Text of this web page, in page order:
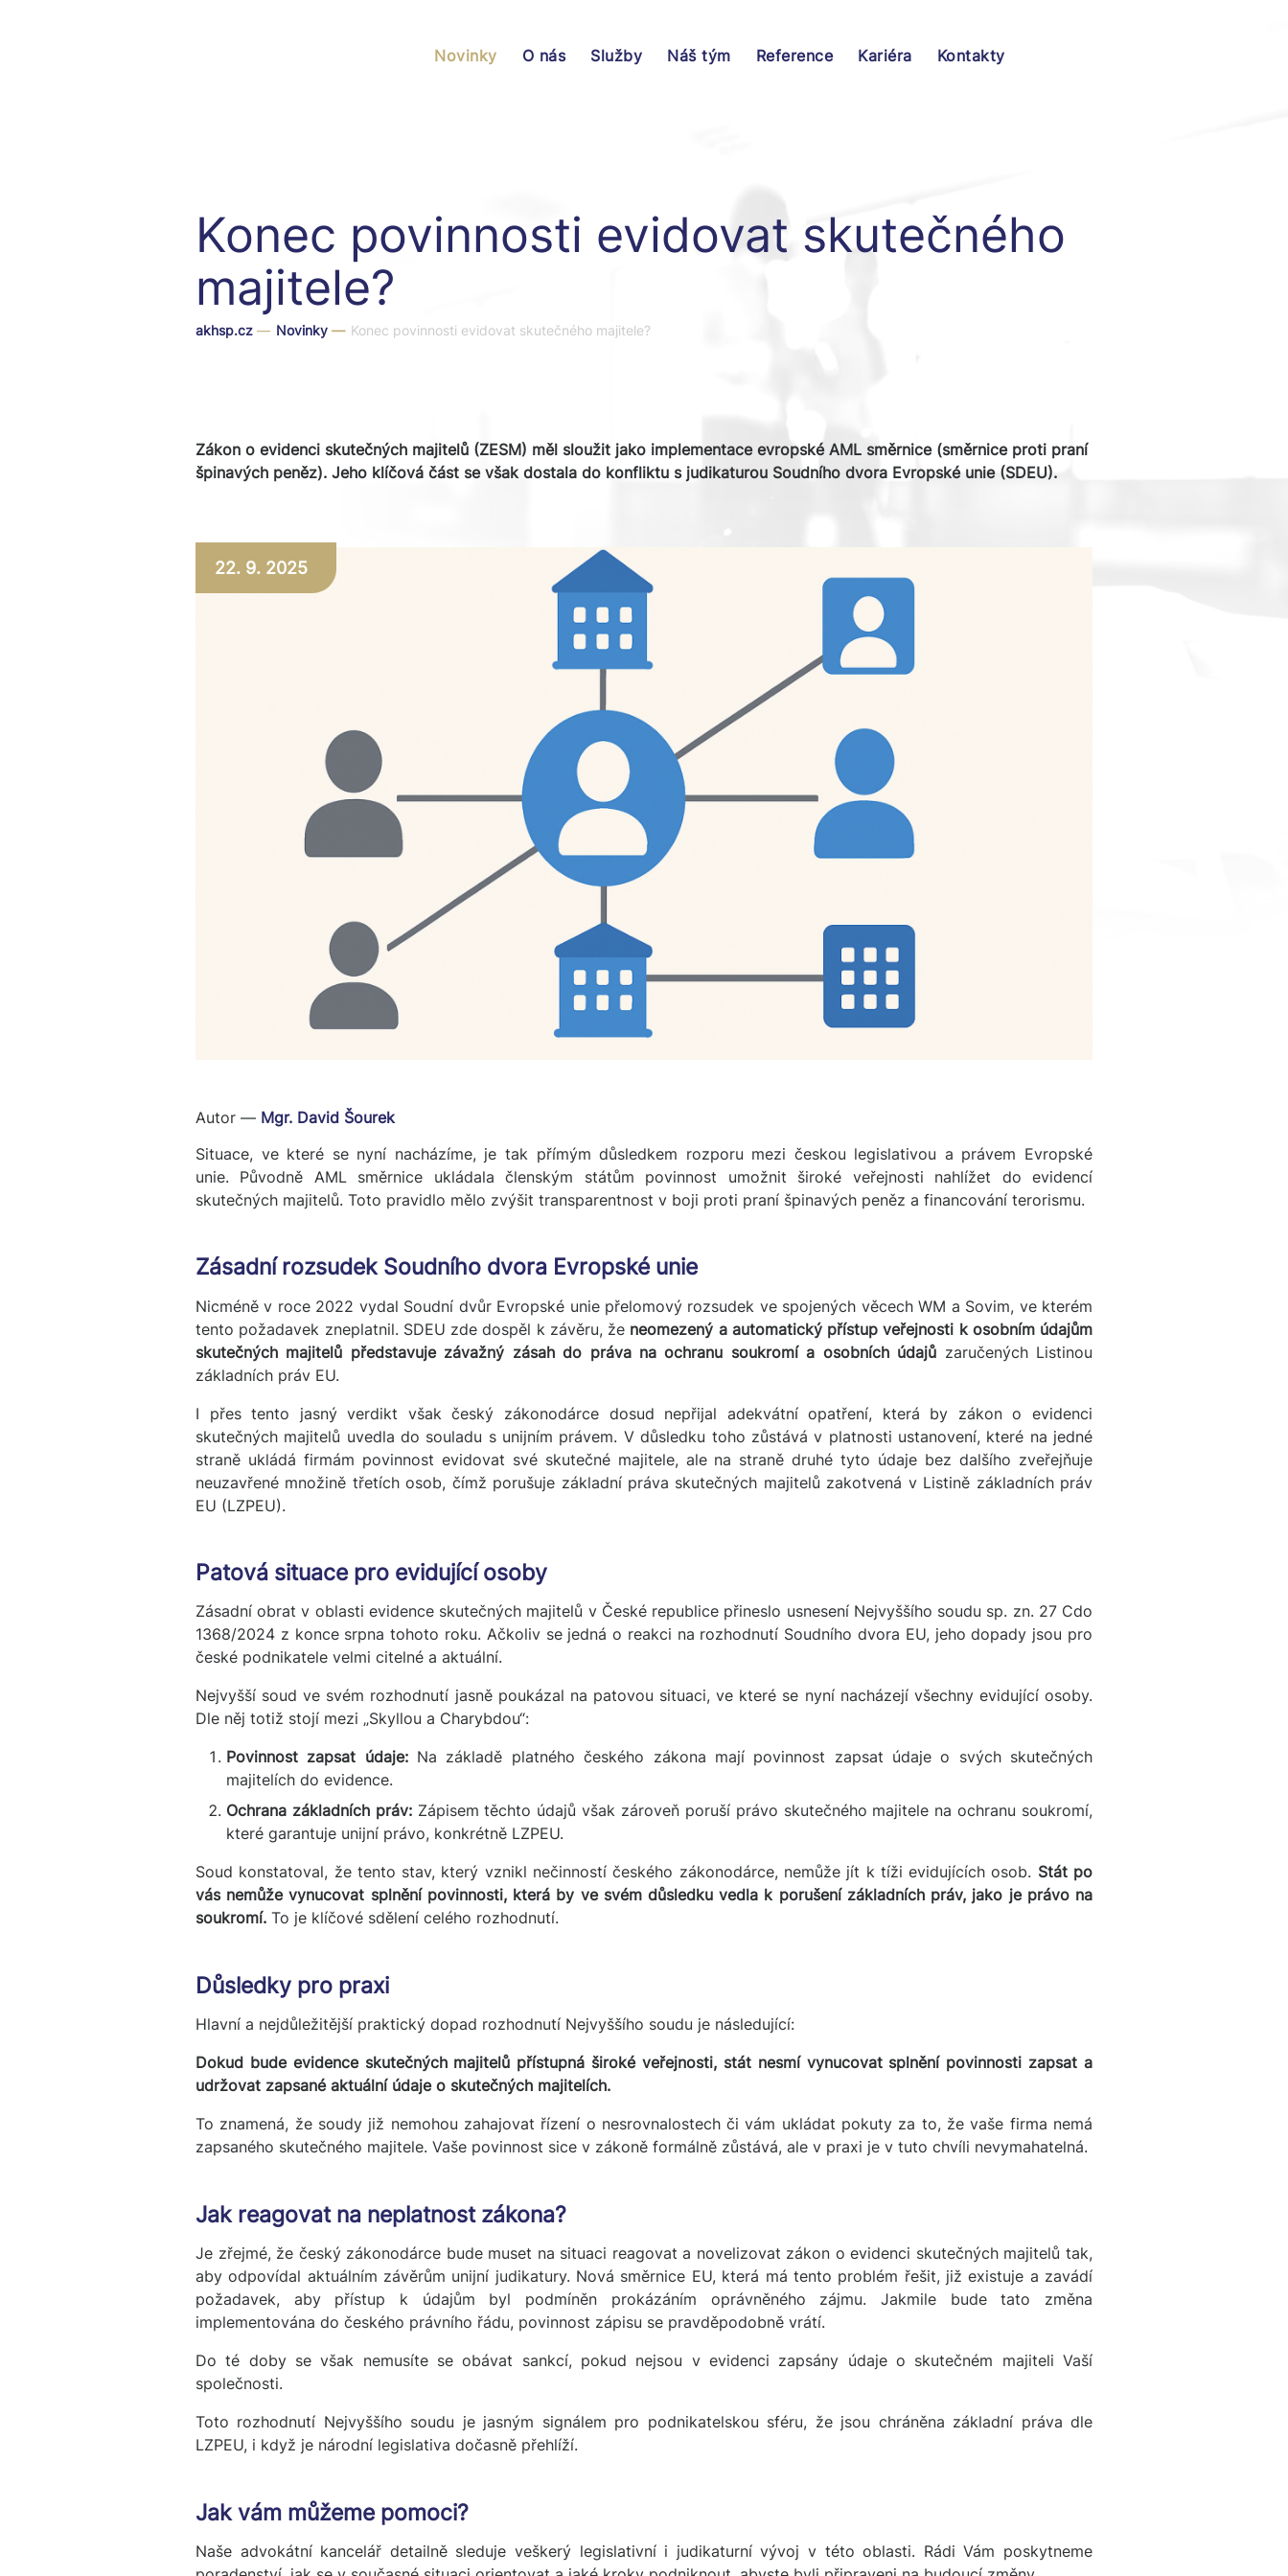
Novinky O nás Služby Náš tým Reference Kariéra Kontakty
Konec povinnosti evidovat skutečného
majitele?
akhsp.cz — Novinky — Konec povinnosti evidovat skutečného majitele?
Zákon o evidenci skutečných majitelů (ZESM) měl sloužit jako implementace evropské AML směrnice (směrnice proti praní
špinavých peněz). Jeho klíčová část se však dostala do konfliktu s judikaturou Soudního dvora Evropské unie (SDEU).
22. 9. 2025
Autor — Mgr. David Šourek
Situace, ve které se nyní nacházíme, je tak přímým důsledkem rozporu mezi českou legislativou a právem Evropské
unie. Původně AML směrnice ukládala členským státům povinnost umožnit široké veřejnosti nahlížet do evidencí
skutečných majitelů. Toto pravidlo mělo zvýšit transparentnost v boji proti praní špinavých peněz a financování terorismu.
Zásadní rozsudek Soudního dvora Evropské unie
Nicméně v roce 2022 vydal Soudní dvůr Evropské unie přelomový rozsudek ve spojených věcech WM a Sovim, ve kterém
tento požadavek zneplatnil. SDEU zde dospěl k závěru, že neomezený a automatický přístup veřejnosti k osobním údajům
skutečných majitelů představuje závažný zásah do práva na ochranu soukromí a osobních údajů zaručených Listinou
základních práv EU.
I přes tento jasný verdikt však český zákonodárce dosud nepřijal adekvátní opatření, která by zákon o evidenci
skutečných majitelů uvedla do souladu s unijním právem. V důsledku toho zůstává v platnosti ustanovení, které na jedné
straně ukládá firmám povinnost evidovat své skutečné majitele, ale na straně druhé tyto údaje bez dalšího zveřejňuje
neuzavřené množině třetích osob, čímž porušuje základní práva skutečných majitelů zakotvená v Listině základních práv
EU (LZPEU).
Patová situace pro evidující osoby
Zásadní obrat v oblasti evidence skutečných majitelů v České republice přineslo usnesení Nejvyššího soudu sp. zn. 27 Cdo
1368/2024 z konce srpna tohoto roku. Ačkoliv se jedná o reakci na rozhodnutí Soudního dvora EU, jeho dopady jsou pro
české podnikatele velmi citelné a aktuální.
Nejvyšší soud ve svém rozhodnutí jasně poukázal na patovou situaci, ve které se nyní nacházejí všechny evidující osoby.
Dle něj totiž stojí mezi „Skyllou a Charybdou“:
Povinnost zapsat údaje:Na základě platného českého zákona mají povinnost zapsat údaje o svých skutečných
majitelích do evidence.
Ochrana základních práv:Zápisem těchto údajů však zároveň poruší právo skutečného majitele na ochranu soukromí,
které garantuje unijní právo, konkrétně LZPEU.
Soud konstatoval, že tento stav, který vznikl nečinností českého zákonodárce, nemůže jít k tíži evidujících osob. Stát po
vás nemůže vynucovat splnění povinnosti, která by ve svém důsledku vedla k porušení základních práv, jako je právo na
soukromí. To je klíčové sdělení celého rozhodnutí.
Důsledky pro praxi
Hlavní a nejdůležitější praktický dopad rozhodnutí Nejvyššího soudu je následující:
Dokud bude evidence skutečných majitelů přístupná široké veřejnosti, stát nesmí vynucovat splnění povinnosti zapsat a
udržovat zapsané aktuální údaje o skutečných majitelích.
To znamená, že soudy již nemohou zahajovat řízení o nesrovnalostech či vám ukládat pokuty za to, že vaše firma nemá
zapsaného skutečného majitele. Vaše povinnost sice v zákoně formálně zůstává, ale v praxi je v tuto chvíli nevymahatelná.
Jak reagovat na neplatnost zákona?
Je zřejmé, že český zákonodárce bude muset na situaci reagovat a novelizovat zákon o evidenci skutečných majitelů tak,
aby odpovídal aktuálním závěrům unijní judikatury. Nová směrnice EU, která má tento problém řešit, již existuje a zavádí
požadavek, aby přístup k údajům byl podmíněn prokázáním oprávněného zájmu. Jakmile bude tato změna
implementována do českého právního řádu, povinnost zápisu se pravděpodobně vrátí.
Do té doby se však nemusíte se obávat sankcí, pokud nejsou v evidenci zapsány údaje o skutečném majiteli Vaší
společnosti.
Toto rozhodnutí Nejvyššího soudu je jasným signálem pro podnikatelskou sféru, že jsou chráněna základní práva dle
LZPEU, i když je národní legislativa dočasně přehlíží.
Jak vám můžeme pomoci?
Naše advokátní kancelář detailně sleduje veškerý legislativní i judikaturní vývoj v této oblasti. Rádi Vám poskytneme